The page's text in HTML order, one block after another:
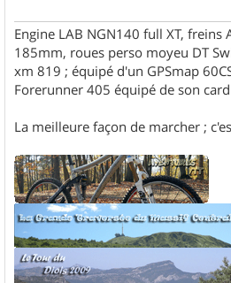
Engine LAB NGN140 full XT, freins
185mm, roues perso moyeu DT
xm 819 ; équipé d'un GPSmap
Forerunner 405 équipé de son
La meilleure façon de marcher ;